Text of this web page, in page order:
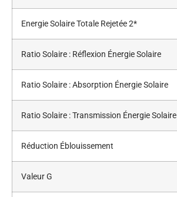
Energie Solaire Totale Rejetée 2*
Ratio Solaire : Réflexion Énergie Solaire
Ratio Solaire : Absorption Énergie Solaire
Ratio Solaire : Transmission Énergie Solaire
Réduction Éblouissement
Valeur G